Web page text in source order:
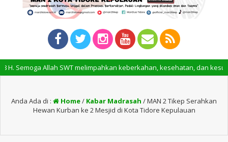
Allah SWT melimpahkan keberkahan, kesehatan, dan
Anda Ada di : Home/ Kabar Madrasah /MAN 2 Tikep Serahkan
Hewan Kurban ke 2 Mesjid di Kota Tidore Kepulauan